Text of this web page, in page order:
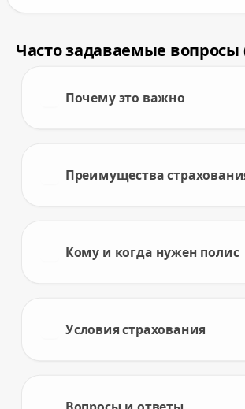
Часто задаваемые вопросы
Почему это важно
Преимущества
Кому и когда нужен полис
Условия страхования